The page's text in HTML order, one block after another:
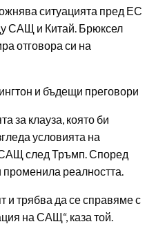
ситуацията пред ЕС
САЩ и Китай. Брюксел
отговора си на
и бъдещи преговори
за клауза, която би
условията на
САЩ след Тръмп. Според
променила реалността.
и трябва да се справяме с
на САЩ“, каза той.